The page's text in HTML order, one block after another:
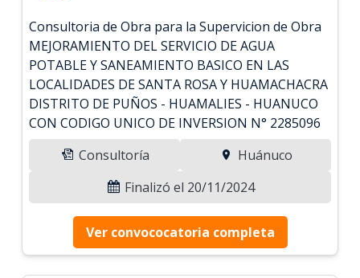
Consultoria de Obra para la Supervicion de Obra
MEJORAMIENTO DEL SERVICIO DE AGUA
POTABLE Y SANEAMIENTO BASICO EN LAS
LOCALIDADES DE SANTA ROSA Y HUAMACHACRA
DISTRITO DE PUÑOS - HUAMALIES - HUANUCO
CON CODIGO UNICO DE INVERSION N° 2285096
Consultoría
Huánuco
Finalizó el 20/11/2024
Ver convococatoria completa